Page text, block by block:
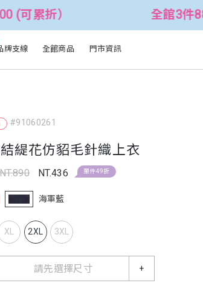
全館3件88折！🦄 滿
牌支線 全館商品 門市資訊
#91060261
緹花仿貂毛針織上衣
NT.436 單件49折
海軍藍
XL 2XL 3XL
請先選擇尺寸 +